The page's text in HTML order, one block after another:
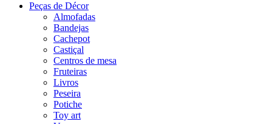
Peças de Décor
Almofadas
Bandejas
Cachepot
Castiçal
Centros de mesa
Fruteiras
Livros
Peseira
Potiche
Toy art